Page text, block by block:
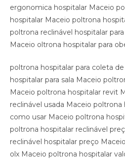
ergonomica hospitalar Maceio
hospitalar Maceio poltrona
poltrona reclinável hospitalar
Maceio oltrona hospitalar para
poltrona hospitalar para coleta
hospitalar para sala Maceio
Maceio poltrona hospitalar revit
reclinável usada Maceio poltrona
como usar Maceio poltrona
poltrona hospitalar reclinável
reclinável hospitalar preço
olx Maceio poltrona hospitalar